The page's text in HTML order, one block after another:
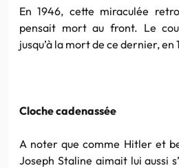
En 1946, cette miraculée
pensait mort au front. Le
jusqu’à la mort de ce dernier, en
Cloche cadenassée
A noter que comme Hitleret
Joseph Staline aimait lui aussi